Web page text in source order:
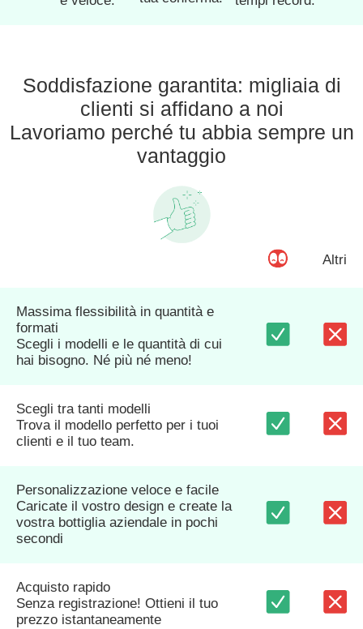
Soddisfazione garantita: migliaia di
clienti si affidano a noi
Lavoriamo perché tu abbia sempre un
vantaggio
Altri
Massima flessibilità in quantità e
formati
Scegli i modelli e le quantità di cui
hai bisogno. Né più né meno!
Scegli tra tanti modelli
Trova il modello perfetto per i tuoi
clienti e il tuo team.
Personalizzazione veloce e facile
Caricate il vostro design e create la
vostra bottiglia aziendale in pochi
secondi
Acquisto rapido
Senza registrazione! Ottieni il tuo
prezzo istantaneamente